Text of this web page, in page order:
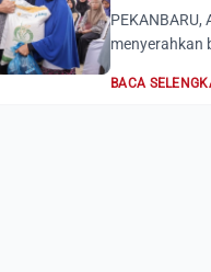
menyerahkan
BACA